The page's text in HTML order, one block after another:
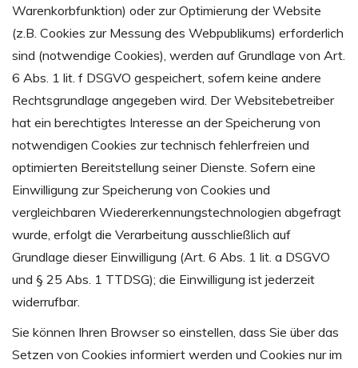
Warenkorbfunktion) oder zur Optimierung der Website
(z.B. Cookies zur Messung des Webpublikums) erforderlich
sind (notwendige Cookies), werden auf Grundlage von Art.
6 Abs. 1 lit. f DSGVO gespeichert, sofern keine andere
Rechtsgrundlage angegeben wird. Der Websitebetreiber
hat ein berechtigtes Interesse an der Speicherung von
notwendigen Cookies zur technisch fehlerfreien und
optimierten Bereitstellung seiner Dienste. Sofern eine
Einwilligung zur Speicherung von Cookies und
vergleichbaren Wiedererkennungstechnologien abgefragt
wurde, erfolgt die Verarbeitung ausschließlich auf
Grundlage dieser Einwilligung (Art. 6 Abs. 1 lit. a DSGVO
und § 25 Abs. 1 TTDSG); die Einwilligung ist jederzeit
widerrufbar.
Sie können Ihren Browser so einstellen, dass Sie über das
Setzen von Cookies informiert werden und Cookies nur im